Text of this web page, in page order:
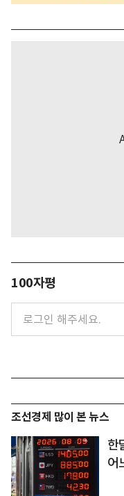
100자평
조선경제 많이 본 뉴스
한
어